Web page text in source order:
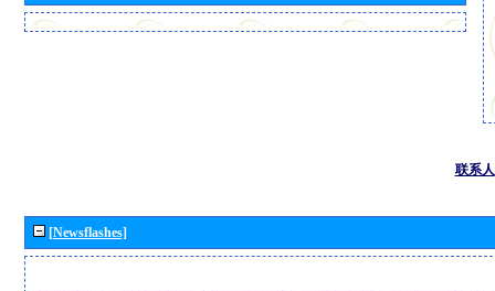
联系人
[Newsflashes]